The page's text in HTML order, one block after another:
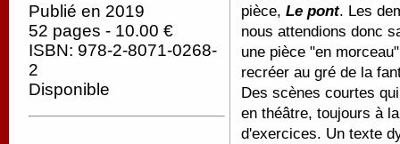
Publié en 2019
52 pages - 10.00 €
ISBN: 978-2-8071-0268-
2
Disponible
pièce, Le pont. Les
nous attendions donc
une pièce "en
recréer au gré de la
Des scènes courtes
en théâtre, toujours à
d'exercices. Un texte